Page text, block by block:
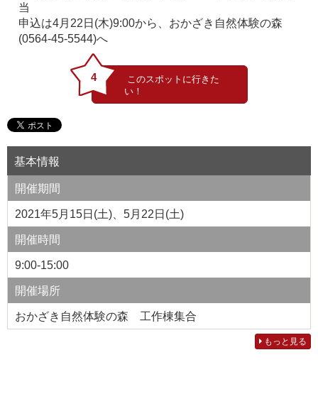
当
申込は4月22日(木)9:00から、おかざき自然体験の森
(0564-45-5544)へ
4
基本情報
開催期間
2021年5月15日(土)、5月22日(土)
開催時間
9:00-15:00
開催場所
おかざき自然体験の森 工作棟集合
もっと見る